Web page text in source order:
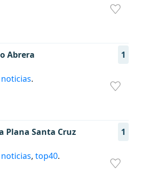
Abrera 1
noticias.
Plana Santa Cruz 1
noticias, top40.